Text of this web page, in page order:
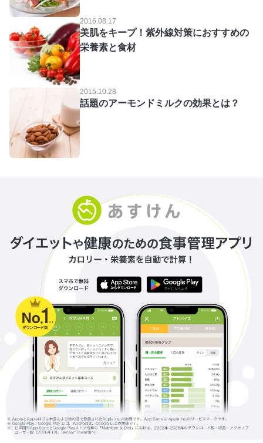
2016.08.17
美肌をキープ！紫外線対策におすすめの
栄養素と食材
2015.10.28
話題のアーモンドミルクの効果とは？